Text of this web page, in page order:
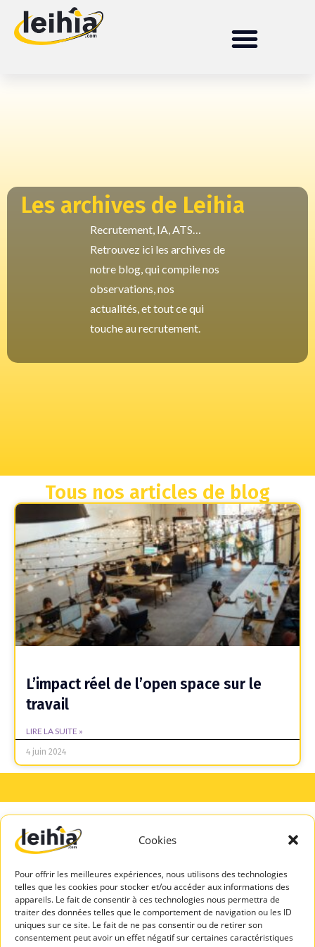
Cookies
Pour offrir les meilleures expériences, nous utilisons des technologies
telles que les cookies pour stocker et/ou accéder aux informations des
appareils. Le fait de consentir à ces technologies nous permettra de
traiter des données telles que le comportement de navigation ou les ID
uniques sur ce site. Le fait de ne pas consentir ou de retirer son
consentement peut avoir un effet négatif sur certaines caractéristiques
Les archives de Leihia
Recrutement, IA, ATS…
Retrouvez ici les archives de
notre blog, qui compile nos
observations, nos
actualités, et tout ce qui
touche au recrutement.
Tous nos articles de blog
L’impact réel de l’open space sur le
travail
LIRE LA SUITE »
4 juin 2024
A PROPOS
Mentions légales
Politique de
confidentialité
Blog Leihia
Espace Candidats
Leihia – Bilan de
compétences
Leihia – Coaching